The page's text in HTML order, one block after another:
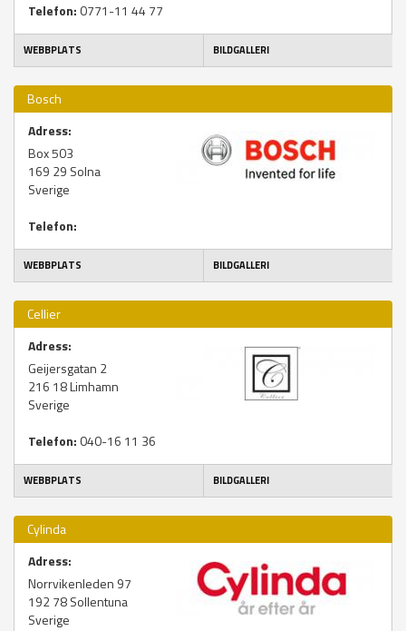
Telefon: 0771-11 44 77
WEBBPLATS BILDGALLERI
Bosch
Adress:
Box 503
169 29 Solna
Sverige
Telefon:
WEBBPLATS BILDGALLERI
Cellier
Adress:
Geijersgatan 2
216 18Limhamn
Sverige
Telefon: 040-16 11 36
WEBBPLATS BILDGALLERI
Cylinda
Adress:
Norrvikenleden 97
192 78Sollentuna
Sverige